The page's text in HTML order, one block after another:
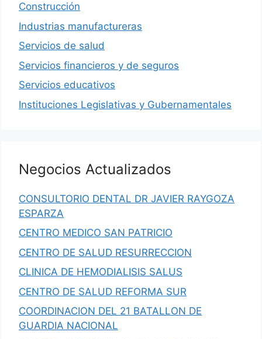
Construcción
Industrias manufactureras
Servicios de salud
Servicios financieros y de seguros
Servicios educativos
Instituciones Legislativas y Gubernamentales
Negocios Actualizados
CONSULTORIO DENTAL DR JAVIER RAYGOZA
ESPARZA
CENTRO MEDICO SAN PATRICIO
CENTRO DE SALUD RESURRECCION
CLINICA DE HEMODIALISIS SALUS
CENTRO DE SALUD REFORMA SUR
COORDINACION DEL 21 BATALLON DE
GUARDIA NACIONAL